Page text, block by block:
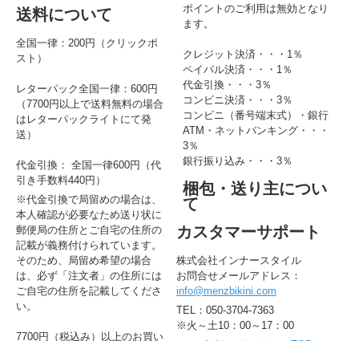
送料について
全国一律：200円（クリックポ
スト）
レターパック全国一律：600円
（7700円以上で送料無料の場合
はレターパックライトにて発
送）
代金引換： 全国一律600円（代
引き手数料440円）
※代金引換で局留めの場合は、
本人確認が必要なため送り状に
郵便局の住所とご自宅の住所の
記載が義務付けられています。
そのため、局留め希望の場合
は、必ず「注文者」の住所には
ご自宅の住所を記載してくださ
い。
7700円（税込み）以上のお買い
ポイントのご利用は無効となり
ます。
クレジット決済・・・1％
ペイパル決済・・・1％
代金引換・・・3％
コンビニ決済・・・3％
コンビニ（番号端末式）・銀行
ATM・ネットバンキング・・・
3％
銀行振り込み・・・3％
梱包・送り主につい
て
カスタマーサポート
株式会社インナースタイル
お問合せメールアドレス：
info@menzbikini.com
TEL：050-3704-7363
※火～土10：00～17：00